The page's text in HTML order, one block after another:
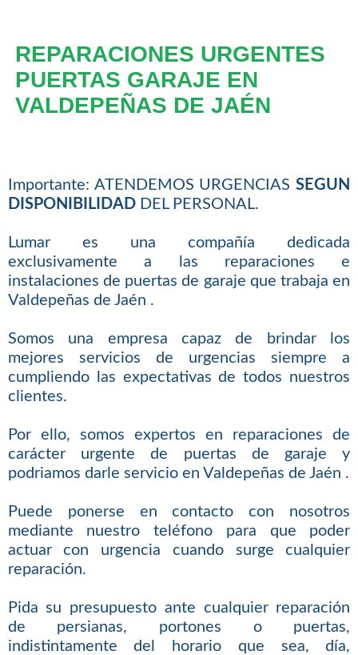
REPARACIONES URGENTES
PUERTAS GARAJE EN
VALDEPEÑAS DE JAÉN
Importante: ATENDEMOS URGENCIASSEGUN
DISPONIBILIDADDEL PERSONAL.
Lumar es una compañía dedicada
exclusivamente a las reparaciones e
instalaciones de puertas de garaje que trabaja en
Valdepeñas de Jaén .
Somos una empresa capaz de brindar los
mejores servicios de urgencias siempre a
cumpliendo las expectativas de todos nuestros
clientes.
Por ello, somos expertos en reparaciones de
carácter urgente de puertas de garaje y
podriamos darle servicio en Valdepeñas de Jaén .
Puede ponerse en contacto con nosotros
mediante nuestro teléfono para que poder
actuar con urgencia cuando surge cualquier
reparación.
Pida su presupuesto ante cualquier reparación
de persianas, portones o puertas,
indistintamente del horario que sea, día,